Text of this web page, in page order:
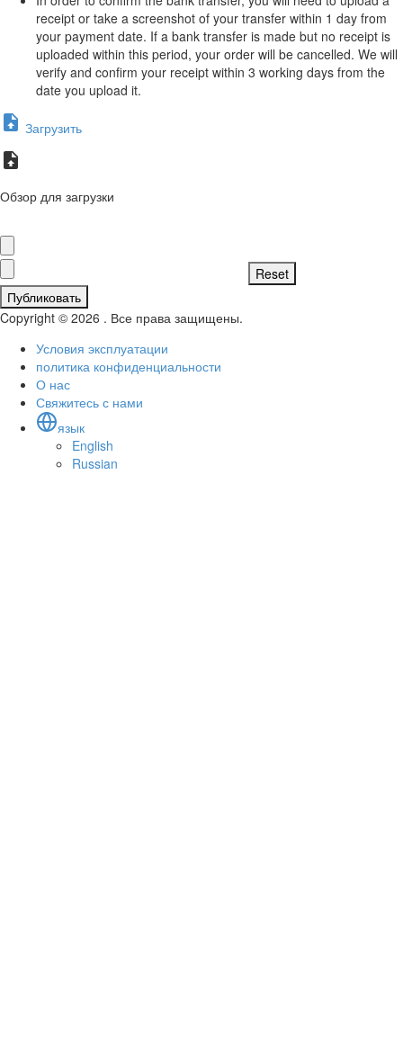
receipt or take a screenshot of your transfer within 1 day from
your payment date. If a bank transfer is made but no receipt is
uploaded within this period, your order will be cancelled. We will
verify and confirm your receipt within 3 working days from the
date you upload it.
Загрузить
Обзор для загрузки
Публиковать
Copyright © 2026 . Все права защищены.
Условия эксплуатации
политика конфиденциальности
О нас
Свяжитесь с нами
язык
English
Russian